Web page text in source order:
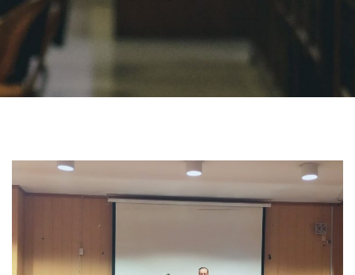
الأنظمة الذكية
الإعلام
الطلاب
الدراسات العليا